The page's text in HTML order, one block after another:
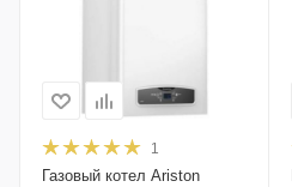
1
Газовый котел Ariston